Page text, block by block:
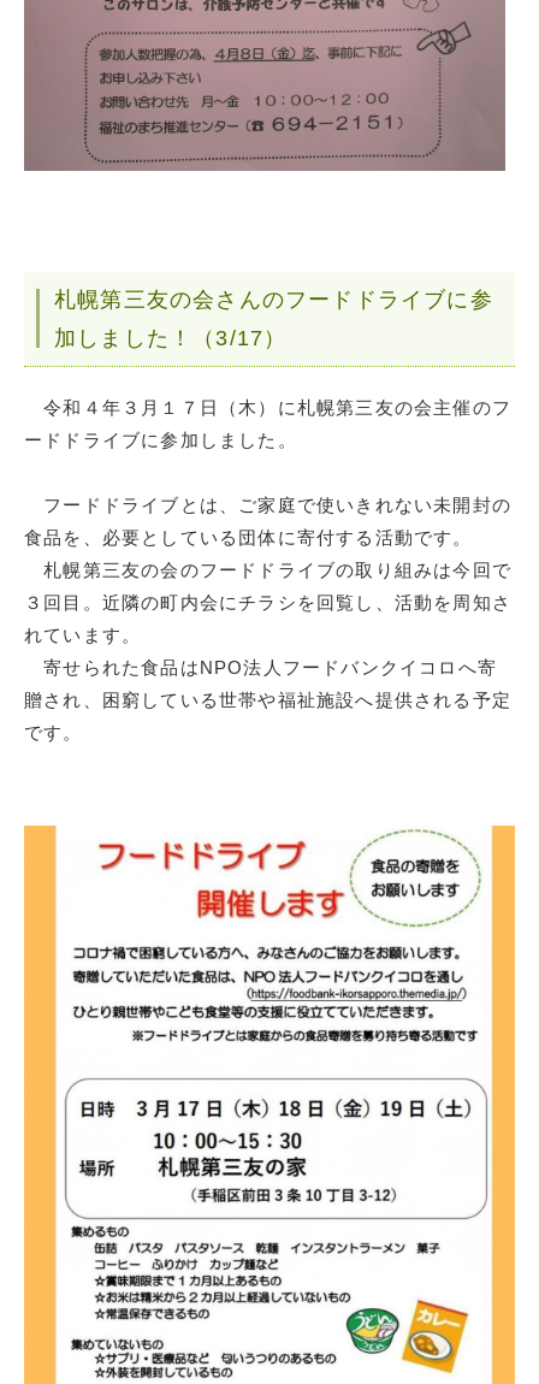
札幌第三友の会さんのフードドライブに参
加しました！（3/17）
令和４年３月１７日（木）に札幌第三友の会主催のフ
ードドライブに参加しました。
フードドライブとは、ご家庭で使いきれない未開封の
食品を、必要としている団体に寄付する活動です。
札幌第三友の会のフードドライブの取り組みは今回で
３回目。近隣の町内会にチラシを回覧し、活動を周知さ
れています。
寄せられた食品はNPO法人フードバンクイコロへ寄
贈され、困窮している世帯や福祉施設へ提供される予定
です。